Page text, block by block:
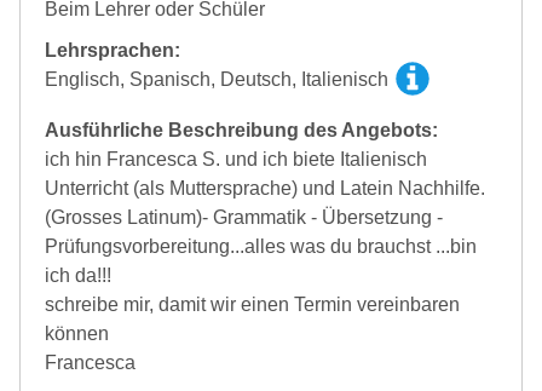
Beim Lehrer oder Schüler
Lehrsprachen:
Englisch, Spanisch, Deutsch, Italienisch
Ausführliche Beschreibung des Angebots:
ich hin Francesca S. und ich biete Italienisch
Unterricht (als Muttersprache) und Latein Nachhilfe.
(Grosses Latinum)- Grammatik - Übersetzung -
Prüfungsvorbereitung...alles was du brauchst ...bin
ich da!!!
schreibe mir, damit wir einen Termin vereinbaren
können
Francesca